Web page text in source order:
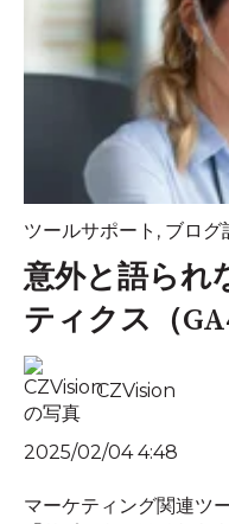
ツールサポート , ブログ
意外と語られ
ティクス（
CZVision
2025/02/04 4:48
マーケティング関連ツ